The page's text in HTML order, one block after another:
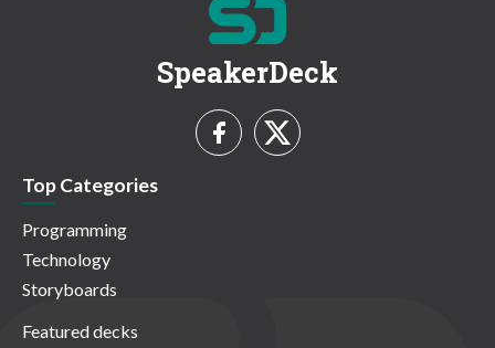
SpeakerDeck
Top Categories
Programming
Technology
Storyboards
Featured decks